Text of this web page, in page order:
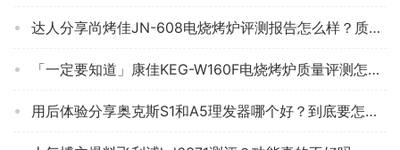
达人分享尚烤佳JN-608电烧烤炉评测报告怎么样？质量不靠谱？
「一定要知道」康佳KEG-W160F电烧烤炉质量评测怎么样好不好用？
用后体验分享奥克斯S1和A5理发器哪个好？到底要怎么选择